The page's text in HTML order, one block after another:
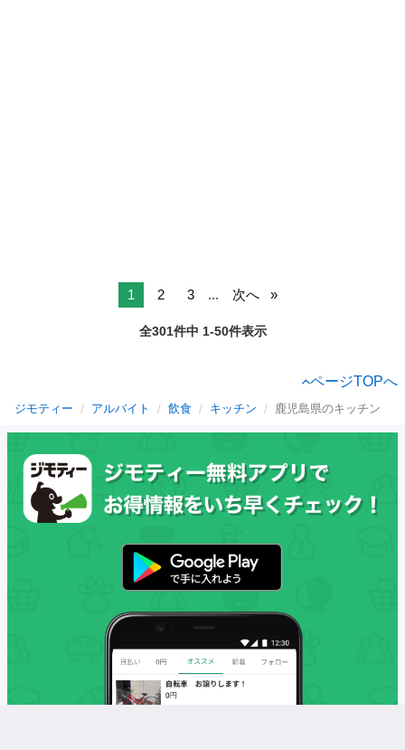
1 2 3 ... 次へ
全301件中 1-50件表示
ページTOPへ
ジモティー アルバイト 飲食 キッチン 鹿児島県のキッチン